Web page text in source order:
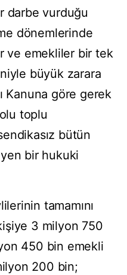
darbe vurduğu
dönemlerinde
ve emekliler bir tek
büyük zarara
Kanuna göre gerek
toplu
bütün
bir hukuki
tamamını
3 milyon 750
450 bin emekli
200 bin;